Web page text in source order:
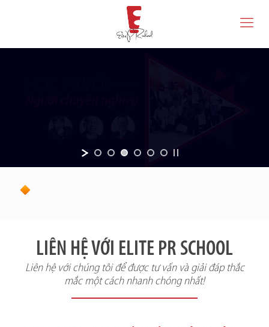
LIÊN HỆ VỚI ELITE PR SCHOOL
Liên hệ với chúng tôi để được tư vấn và giải đáp thắc
mắc một cách nhanh chóng nhất!